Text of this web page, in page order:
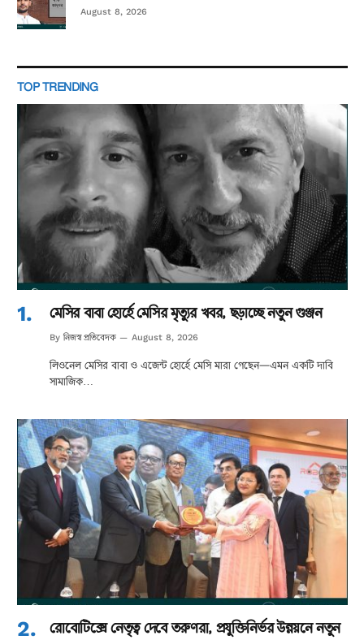
August 8, 2026
TOP TRENDING
মেসির বাবা হোর্হে মেসির মৃত্যুর খবর, ছড়াচ্ছে নতুন গুঞ্জন
By নিজস্ব প্রতিবেদক August 8, 2026
লিওনেল মেসির বাবা ও এজেন্ট হোর্হে মেসি মারা গেছেন—এমন একটি দাবি
সামাজিক…
রোবোটিক্সে নেতৃত্ব দেবে তরুণরা, প্রযুক্তিনির্ভর উন্নয়নে নতুন